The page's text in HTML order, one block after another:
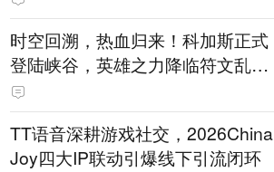
时空回溯，热血归来！科加斯正式
登陆峡谷，英雄之力降临符文乱
斗！
TT语音深耕游戏社交，2026China
Joy四大IP联动引爆线下引流闭环